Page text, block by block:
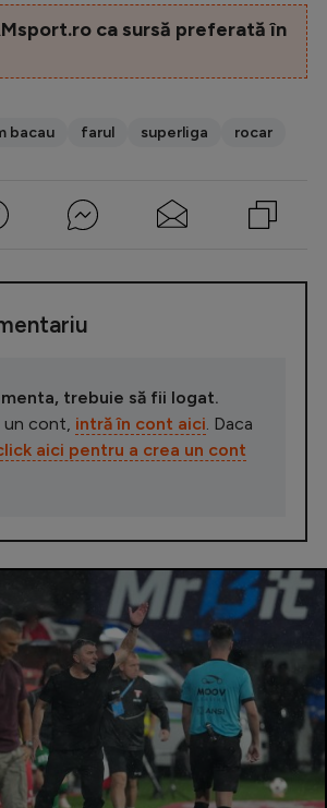
ca sursă preferată în
bacau farul superliga rocar
trebuie să fii logat.
un cont, intră în cont aici . Daca
aici pentru a crea un cont